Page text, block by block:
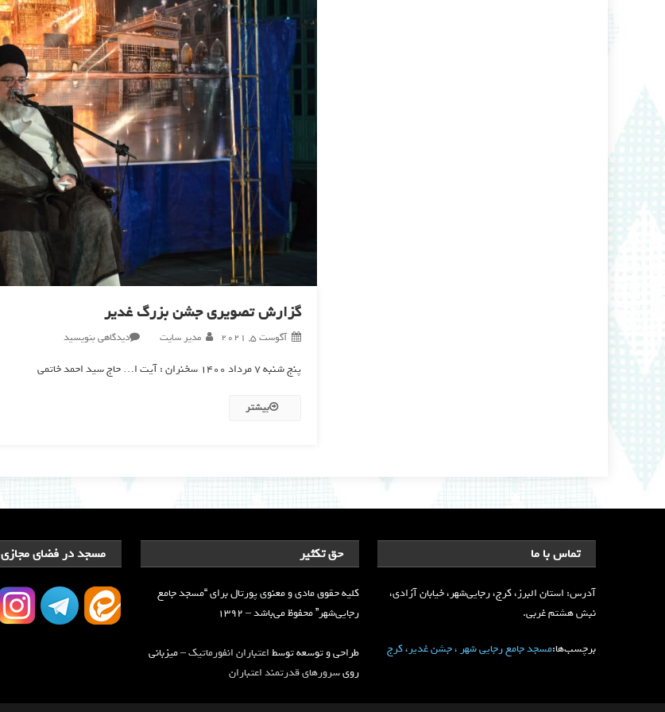
گزارش تصویری جشن بزرگ غدیر
آگوست 5, 2021 مدیر سایت دیدگاهی بنویسید
تصویری
پنج شنبه ۷ مرداد ۱۴۰۰ سخنران : آیت ا… حاج سید احمد خاتمی
بیشتر
مسجد در فضای مجازی حق تکثیر
کلیه حقوق مادی و معنوی پورتال برای “مسجد جامع
رجایی‌شهر” محفوظ می‌باشد – ۱۳۹۲
طراحی و توسعه توسطاعتباران انفورماتیک– میزبانی
رویسرورهای قدرتمند اعتباران
تماس با ما
آدرس: استان البرز، کرج، رجایی‌شهر، خیابان آزادی،
نبش هشتم غربی.
برچسب‌ها:مسجد جامع رجایی شهر ، جشن غدیر، کرج